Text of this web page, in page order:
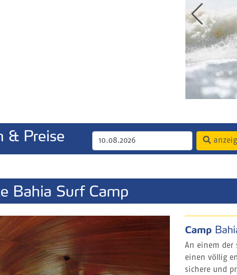
& Preise
Bahia Surf Camp
Camp
An einem der
einen völlig
sichere und